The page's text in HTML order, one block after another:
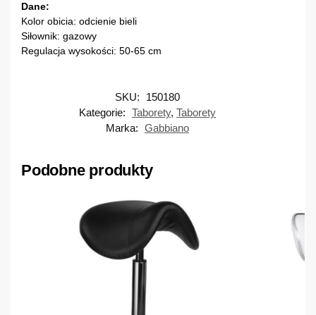
Dane:
Kolor obicia: odcienie bieli
Siłownik: gazowy
Regulacja wysokości: 50-65 cm
SKU:
150180
Kategorie: Taborety, Taborety
Marka: Gabbiano
Podobne produkty